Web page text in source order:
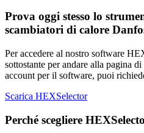
Prova oggi stesso lo
scambiatori di calore
Per accedere al nostro software
sottostante per andare alla pagina
account per il software, puoi
Scarica HEXSelector
Perché scegliere